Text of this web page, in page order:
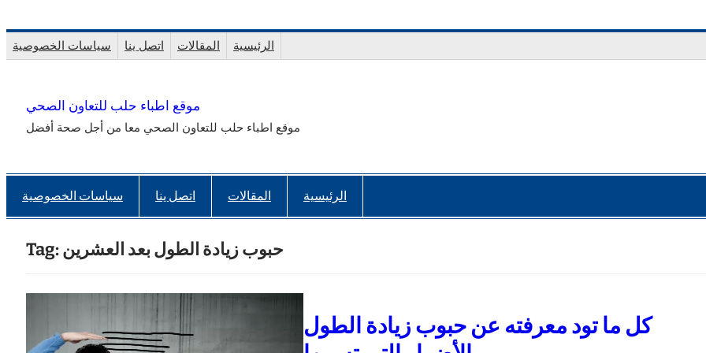
to
content
سياسات الخصوصية اتصل ينا المقالات الرئيسية
موقع اطباء حلب للتعاون الصحي
موقع اطباء حلب للتعاون الصحي معا من أجل صحة أفضل
سياسات الخصوصية اتصل ينا المقالات الرئيسية
Tag:حبوب زيادة الطول بعد العشرين
كل ما تود معرفته عن حبوب زيادة الطول